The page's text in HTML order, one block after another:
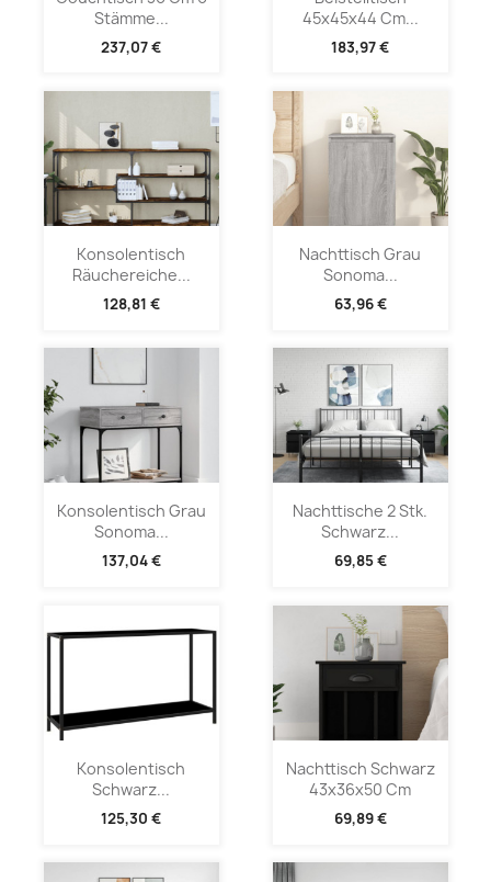
Stämme...
237,07 €
45x45x44 Cm...
183,97 €
Konsolentisch
Räuchereiche...
128,81 €
Nachttisch Grau
Sonoma...
63,96 €
Konsolentisch Grau
Sonoma...
137,04 €
Nachttische 2 Stk.
Schwarz...
69,85 €
Konsolentisch
Schwarz...
125,30 €
Nachttisch Schwarz
43x36x50 Cm
69,89 €